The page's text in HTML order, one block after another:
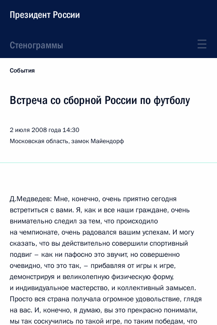
Президент России
Стенограммы
События
Встреча со сборной России по футболу
2 июля 2008 года 14:30
Московская область, замок Майендорф
Д.Медведев: Мне, конечно, очень приятно сегодня
встретиться с вами. Я, как и все наши граждане, очень
внимательно следил за тем, что происходило
на чемпионате, очень радовался вашим успехам. И могу
сказать, что вы действительно совершили спортивный
подвиг – как ни пафосно это звучит, но совершенно
очевидно, что это так, – прибавляя от игры к игре,
демонстрируя и великолепную физическую форму,
и индивидуальное мастерство, и коллективный замысел.
Просто вся страна получала огромное удовольствие, глядя
на вас. И, конечно, я думаю, вы это прекрасно понимали,
мы так соскучились по такой игре, по таким победам, что